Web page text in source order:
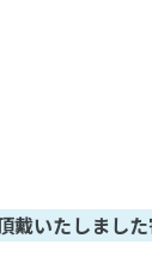
いたしまし